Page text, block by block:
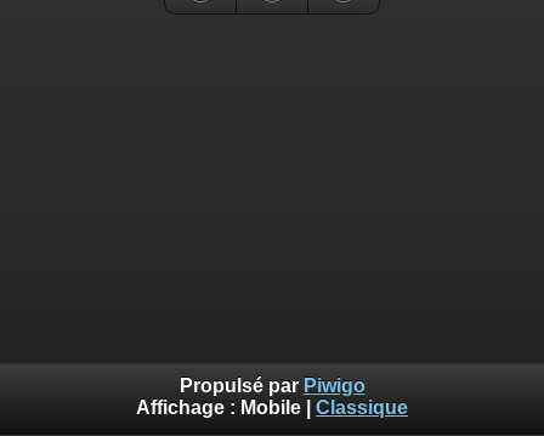
Propulsé par Piwigo
Affichage : Mobile Classique